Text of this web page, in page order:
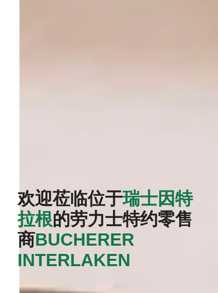
欢迎莅临位于瑞士因特
拉根的劳力士特约零售
商‭BUCHERER
INTERLAKEN‬